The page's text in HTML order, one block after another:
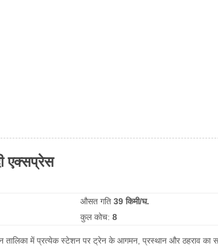
एक्सप्रेस
औसत गति 39 किमी/घ.
कुल कोच: 8
तालिका में प्रत्येक स्टेशन पर ट्रेन के आगमन, प्रस्थान और ठहराव का